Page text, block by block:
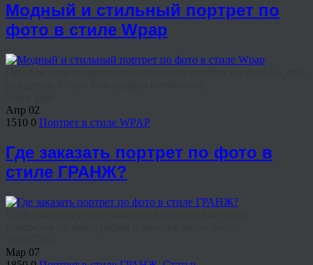
Модный и стильный портрет по
фото в стиле Wpap
Апр 02
1510 0 Портрет в стиле WPAP
Где заказать портрет по фото в
стиле ГРАНЖ?
Мар 07